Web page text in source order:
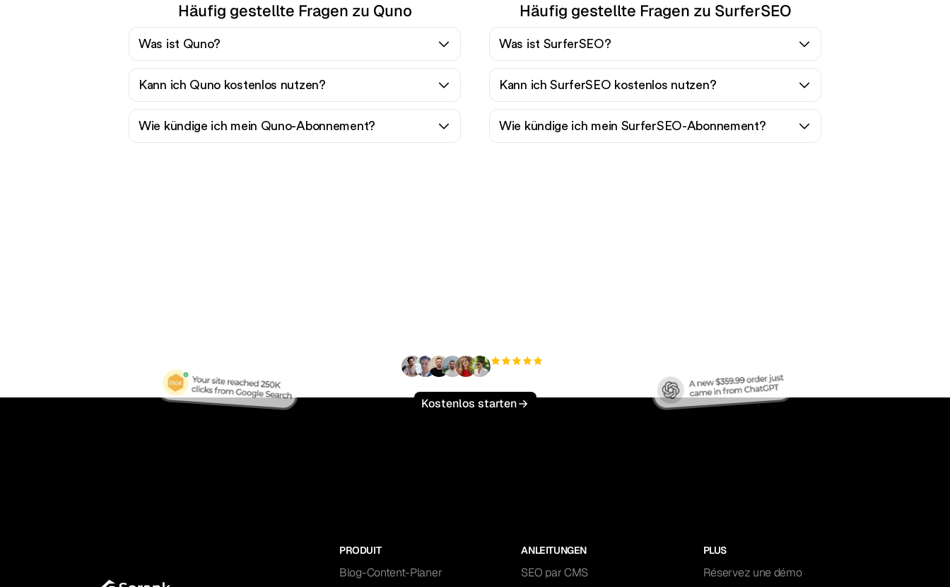
Häufig gestellte Fragen zu Quno
Was ist Quno?
Kann ich Quno kostenlos nutzen?
Wie kündige ich mein Quno-Abonnement?
Häufig gestellte Fragen zu SurferSEO
Was ist SurferSEO?
Kann ich SurferSEO kostenlos nutzen?
Wie kündige ich mein SurferSEO-Abonnement?
Kostenlos starten
PRODUIT
Blog-Content-Planer
ANLEITUNGEN
SEO par CMS
PLUS
Réservez une démo